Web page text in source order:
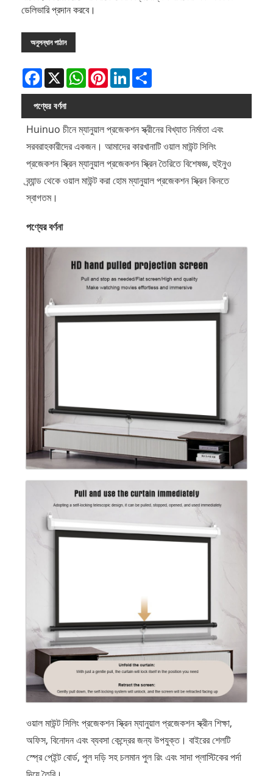
ডেলিভারি প্রদান করবে।
অনুসন্ধান পাঠান
Facebook
X WhatsAppPinterestLinkedIn
পণ্যের বর্ণনা
Huinuo চীনে ম্যানুয়াল প্রজেকশন স্ক্রীনের বিখ্যাত নির্মাতা এবং
সরবরাহকারীদের একজন। আমাদের কারখানাটি ওয়াল মাউন্ট সিলিং
প্রজেকশন স্ক্রিন ম্যানুয়াল প্রজেকশন স্ক্রিন তৈরিতে বিশেষজ্ঞ, হুইনুও
ব্র্যান্ড থেকে ওয়াল মাউন্ট করা হোম ম্যানুয়াল প্রজেকশন স্ক্রিন কিনতে
স্বাগতম।
পণ্যের বর্ণনা
ওয়াল মাউন্ট সিলিং প্রজেকশন স্ক্রিন ম্যানুয়াল প্রজেকশন স্ক্রীন শিক্ষা,
অফিস, বিনোদন এবং ব্যবসা কেন্দ্রের জন্য উপযুক্ত। বাইরের শেলটি
স্প্রে পেইন্ট বোর্ড, পুল দড়ি সহ চলমান পুল রিং এবং সাদা প্লাস্টিকের পর্দা